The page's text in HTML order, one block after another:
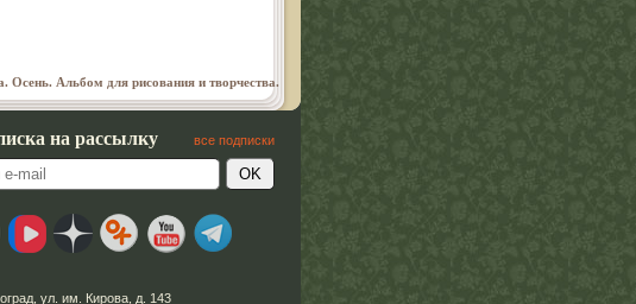
Альбом для рисования и творчества.
на рассылку все подписки
ул. им. Кирова, д. 143